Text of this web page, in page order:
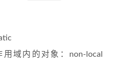
用域内的对象：non-local